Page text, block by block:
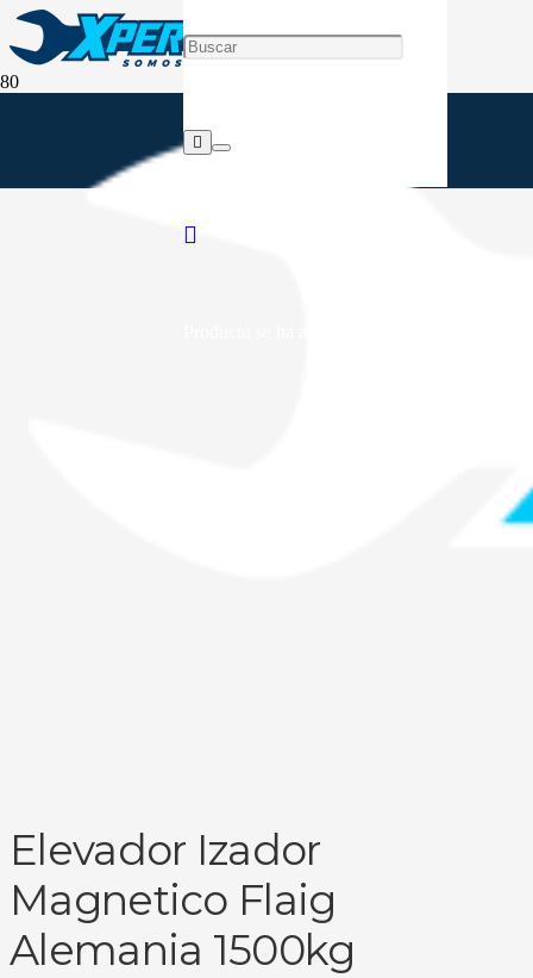
Elevador Izador
Magnetico Flaig
Alemania 1500kg